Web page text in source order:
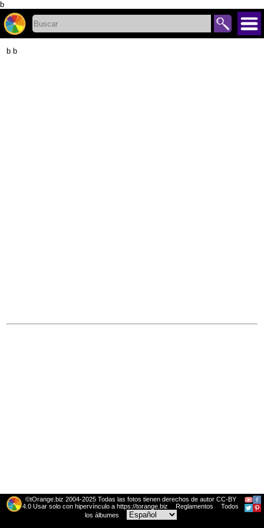
b
b b
©tOrange.biz 2004-2025 Todas las fotos tienen derechos de autor CC-BY
4.0 Usar solo con hipervínculo a https://torange.biz
Reglamentos
Todos
los álbumes